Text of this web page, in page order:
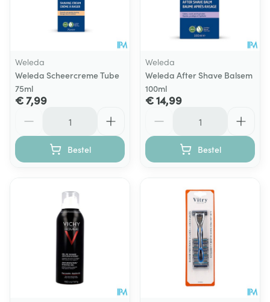
Weleda
Weleda Scheercreme Tube
75ml
€ 7,99
Bestel
Weleda
Weleda After Shave Balsem
100ml
€ 14,99
Bestel